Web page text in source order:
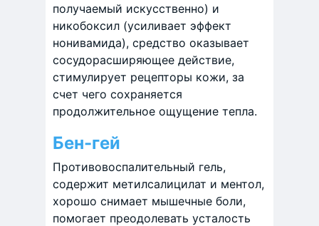
получаемый искусственно) и
никобоксил (усиливает эффект
нонивамида), средство оказывает
сосудорасширяющее действие,
стимулирует рецепторы кожи, за
счет чего сохраняется
продолжительное ощущение тепла.
Бен-гей
Противовоспалительный гель,
содержит метилсалицилат и ментол,
хорошо снимает мышечные боли,
помогает преодолевать усталость